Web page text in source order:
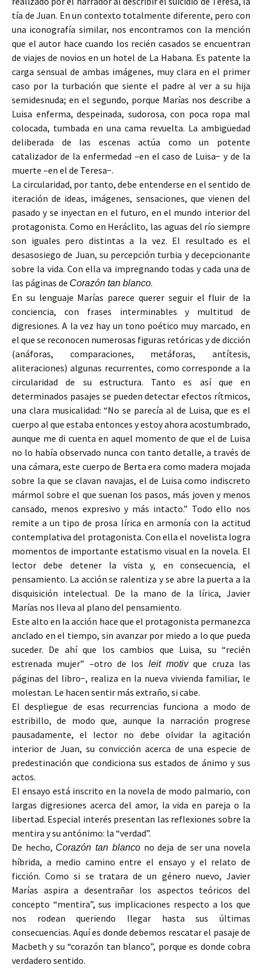
tía de Juan. En un contexto totalmente diferente, pero con
una iconografía similar, nos encontramos con la mención
que el autor hace cuando los recién casados se encuentran
de viajes de novios en un hotel de La Habana. Es patente la
carga sensual de ambas imágenes, muy clara en el primer
caso por la turbación que siente el padre al ver a su hija
semidesnuda; en el segundo, porque Marías nos describe a
Luisa enferma, despeinada, sudorosa, con poca ropa mal
colocada, tumbada en una cama revuelta. La ambigüedad
deliberada de las escenas actúa como un potente
catalizador de la enfermedad –en el caso de Luisa− y de la
muerte –en el de Teresa−.
La circularidad, por tanto, debe entenderse en el sentido de
iteración de ideas, imágenes, sensaciones, que vienen del
pasado y se inyectan en el futuro, en el mundo interior del
protagonista. Como en Heráclito, las aguas del río siempre
son iguales pero distintas a la vez. El resultado es el
desasosiego de Juan, su percepción turbia y decepcionante
sobre la vida. Con ella va impregnando todas y cada una de
las páginas de Corazón tan blanco.
En su lenguaje Marías parece querer seguir el fluir de la
conciencia, con frases interminables y multitud de
digresiones. A la vez hay un tono poético muy marcado, en
el que se reconocen numerosas figuras retóricas y de dicción
(anáforas, comparaciones, metáforas, antítesis,
aliteraciones) algunas recurrentes, como corresponde a la
circularidad de su estructura. Tanto es así que en
determinados pasajes se pueden detectar efectos rítmicos,
una clara musicalidad: “No se parecía al de Luisa, que es el
cuerpo al que estaba entonces y estoy ahora acostumbrado,
aunque me di cuenta en aquel momento de que el de Luisa
no lo había observado nunca con tanto detalle, a través de
una cámara, este cuerpo de Berta era como madera mojada
sobre la que se clavan navajas, el de Luisa como indiscreto
mármol sobre el que suenan los pasos, más joven y menos
cansado, menos expresivo y más intacto.” Todo ello nos
remite a un tipo de prosa lírica en armonía con la actitud
contemplativa del protagonista. Con ella el novelista logra
momentos de importante estatismo visual en la novela. El
lector debe detener la vista y, en consecuencia, el
pensamiento. La acción se ralentiza y se abre la puerta a la
disquisición intelectual. De la mano de la lírica, Javier
Marías nos lleva al plano del pensamiento.
Este alto en la acción hace que el protagonista permanezca
anclado en el tiempo, sin avanzar por miedo a lo que pueda
suceder. De ahí que los cambios que Luisa, su “recién
estrenada mujer” –otro de los leit motivque cruza las
páginas del libro−, realiza en la nueva vivienda familiar, le
molestan. Le hacen sentir más extraño, si cabe.
El despliegue de esas recurrencias funciona a modo de
estribillo, de modo que, aunque la narración progrese
pausadamente, el lector no debe olvidar la agitación
interior de Juan, su convicción acerca de una especie de
predestinación que condiciona sus estados de ánimo y sus
actos.
El ensayo está inscrito en la novela de modo palmario, con
largas digresiones acerca del amor, la vida en pareja o la
libertad. Especial interés presentan las reflexiones sobre la
mentira y su antónimo: la “verdad”.
De hecho, Corazón tan blancono deja de ser una novela
híbrida, a medio camino entre el ensayo y el relato de
ficción. Como si se tratara de un género nuevo, Javier
Marías aspira a desentrañar los aspectos teóricos del
concepto “mentira”, sus implicaciones respecto a los que
nos rodean queriendo llegar hasta sus últimas
consecuencias. Aquí es donde debemos rescatar el pasaje de
Macbeth y su “corazón tan blanco”, porque es donde cobra
verdadero sentido.